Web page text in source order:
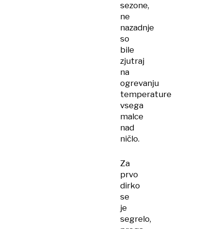
sezone,
ne
nazadnje
so
bile
zjutraj
na
ogrevanju
temperature
vsega
malce
nad
ničlo.
Za
prvo
dirko
se
je
segrelo,